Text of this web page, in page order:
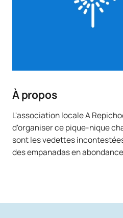
À propos
L'association locale A
d'organiser ce pique-nique
sont les vedettes
des empanadas en